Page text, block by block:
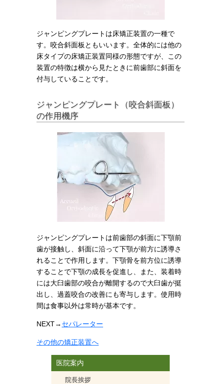
ジャンピングプレートは床矯正装置の一種で
す。咬合斜面板ともいいます。全体的には他の
床タイプの床矯正装置同様の形態ですが、この
装置の特徴は横から見たときに前歯部に斜面を
付与していることです。
ジャンピングプレート（咬合斜面板）
の作用機序
ジャンピングプレートは前歯部の斜面に下顎前
歯が接触し、斜面に沿って下顎が前方に誘導さ
れることで作用します。下顎骨を前方位に誘導
することで下顎の成長を促進し、また、装着時
には大臼歯部の咬合が離開するので大臼歯が挺
出し、過蓋咬合の改善にも寄与します。使用時
間は食事以外は常時が基本です。
NEXT→ セパレーター
その他の矯正装置へ
医院案内
院長挨拶